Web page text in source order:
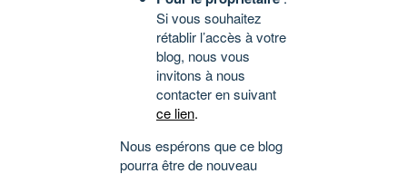
Si vous souhaitez
rétablir l’accès à votre
blog, nous vous
invitons à nous
contacter en suivant
ce lien.
Nous espérons que ce blog
pourra être de nouveau